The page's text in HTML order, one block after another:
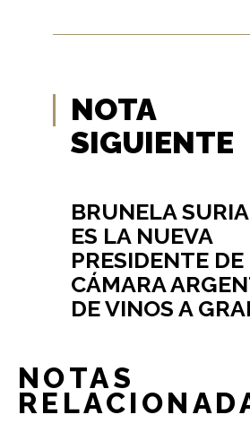
NOTA
SIGUIENTE
BRUNELA
ES LA NUEVA
PRESIDENTE
CÁMARA
DE VINOS A
NOTAS